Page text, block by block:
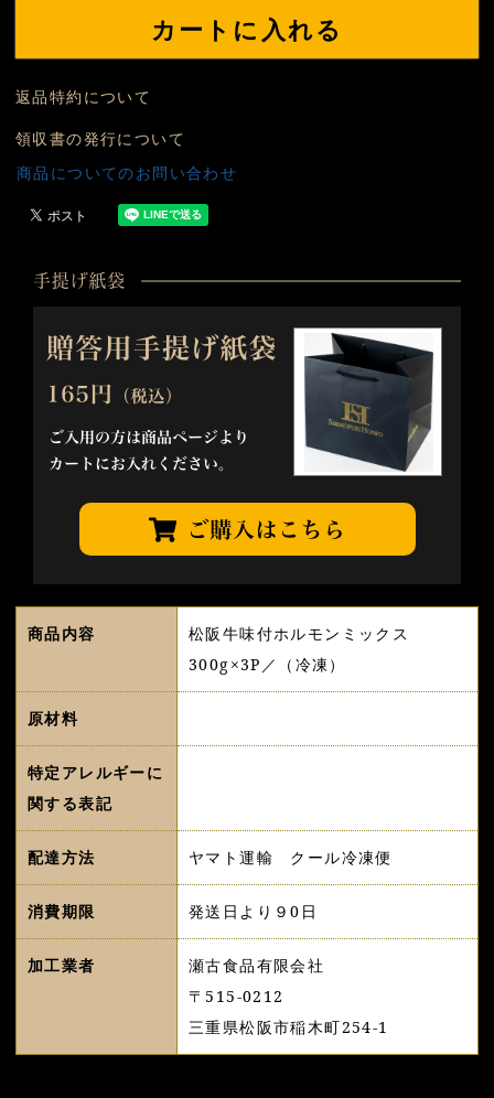
カートに入れる
返品特約について
領収書の発行について
商品についてのお問い合わせ
商品内容
松阪牛味付ホルモンミックス
300g×3P／（冷凍）
原材料
特定アレルギーに
関する表記
配達方法 ヤマト運輸 クール冷凍便
消費期限 発送日より９0日
加工業者
瀬古食品有限会社
〒515-0212
三重県松阪市稲木町254-1